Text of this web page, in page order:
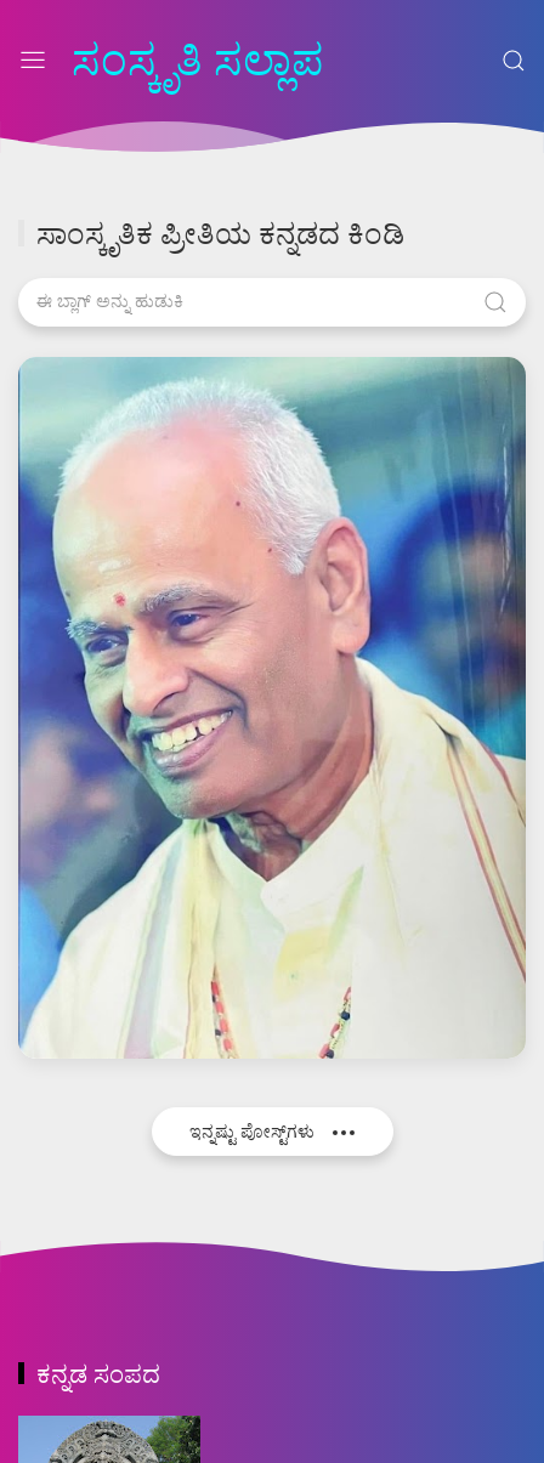
ಸಂಸ್ಕೃತಿ ಸಲ್ಲಾಪ
ಸಾಂಸ್ಕೃತಿಕ ಪ್ರೀತಿಯ ಕನ್ನಡದ ಕಿಂಡಿ
ಇನ್ನಷ್ಟು ಪೋಸ್ಟ್‌ಗಳು
ಕನ್ನಡ ಸಂಪದ